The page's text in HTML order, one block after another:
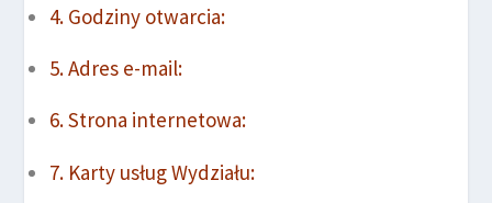
Godziny otwarcia:
Adres e-mail:
Strona internetowa:
Karty usług Wydziału: